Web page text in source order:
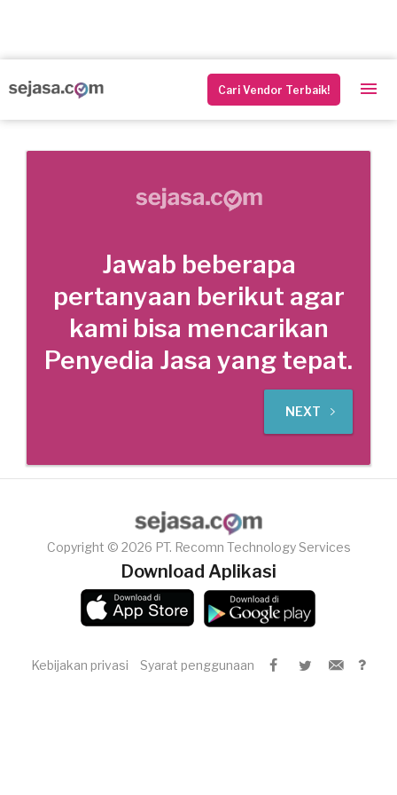
Cari Vendor Terbaik!
Jawab beberapa
pertanyaan berikut agar
kami bisa mencarikan
Penyedia Jasa yang tepat.
NEXT
Copyright © 2026 PT. Recomn Technology Services
Download Aplikasi
Kebijakan privasi Syarat penggunaan